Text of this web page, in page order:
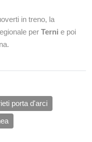
in treno, la
per Terni e poi
porta d'arci